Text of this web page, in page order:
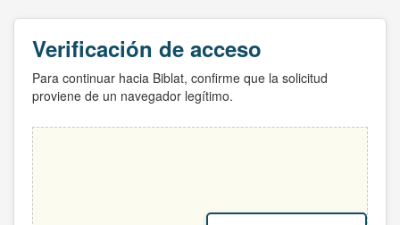
Verificación de acceso
Para continuar hacia Biblat, confirme que la solicitud
proviene de un navegador legítimo.